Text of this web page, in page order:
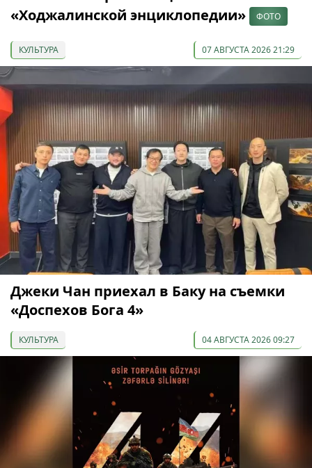
«Ходжалинской энциклопедии»
ФОТО
КУЛЬТУРА 07 АВГУСТА 2026 21:29
Джеки Чан приехал в Баку на съемки
«Доспехов Бога 4»
КУЛЬТУРА 04 АВГУСТА 2026 09:27